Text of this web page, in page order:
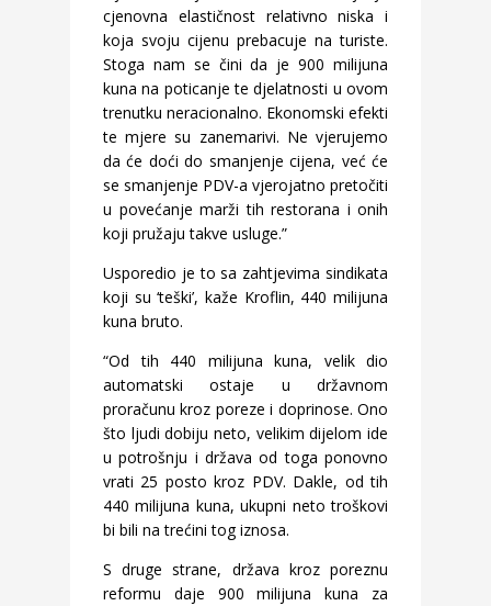
cjenovna elastičnost relativno niska i
koja svoju cijenu prebacuje na turiste.
Stoga nam se čini da je 900 milijuna
kuna na poticanje te djelatnosti u ovom
trenutku neracionalno. Ekonomski efekti
te mjere su zanemarivi. Ne vjerujemo
da će doći do smanjenje cijena, već će
se smanjenje PDV-a vjerojatno pretočiti
u povećanje marži tih restorana i onih
koji pružaju takve usluge.”
Usporedio je to sa zahtjevima sindikata
koji su ‘teški’, kaže Kroflin, 440 milijuna
kuna bruto.
“Od tih 440 milijuna kuna, velik dio
automatski ostaje u državnom
proračunu kroz poreze i doprinose. Ono
što ljudi dobiju neto, velikim dijelom ide
u potrošnju i država od toga ponovno
vrati 25 posto kroz PDV. Dakle, od tih
440 milijuna kuna, ukupni neto troškovi
bi bili na trećini tog iznosa.
S druge strane, država kroz poreznu
reformu daje 900 milijuna kuna za